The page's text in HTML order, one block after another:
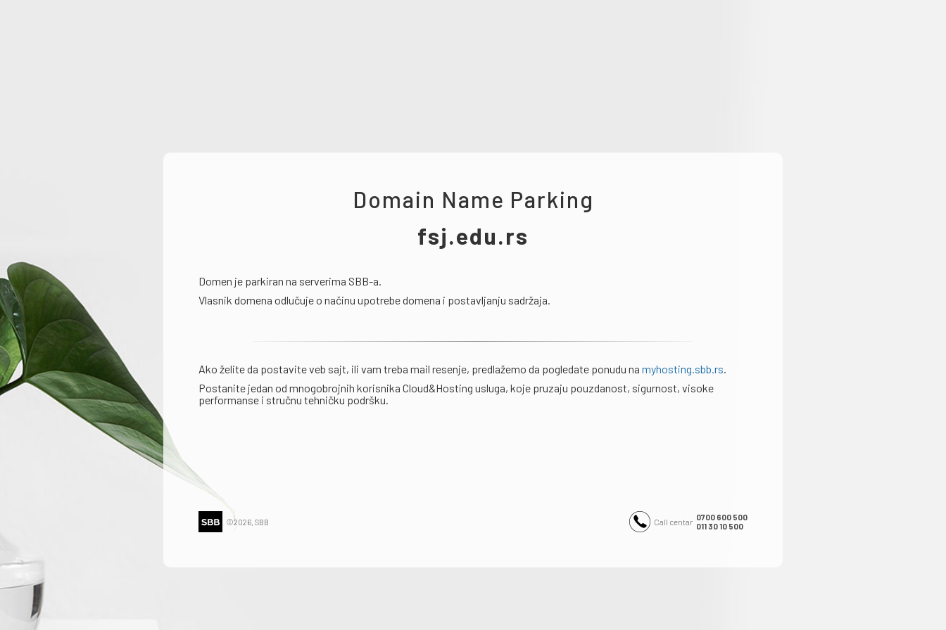
Domain Name Parking
fsj.edu.rs
Domen je parkiran na serverima SBB-a.
Vlasnik domena odlučuje o načinu upotrebe domena i postavljanju sadržaja.
Ako želite da postavite veb sajt, ili vam treba mail resenje, predlažemo da pogledate ponudu na myhosting.sbb.rs
Postanite jedan od mnogobrojnih korisnika Cloud&Hosting usluga, koje pruzaju pouzdanost, sigurnost, visoke
performanse i stručnu tehničku podršku.
©2026, SBB Call centar 0700 600 500
011 30 10 500